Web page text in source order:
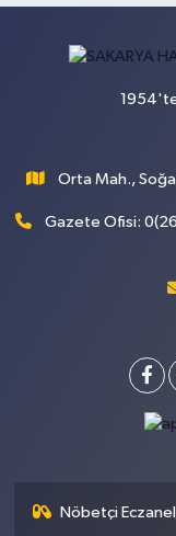
Orta Mah.,
Gazete Ofisi:
Nöbetçi